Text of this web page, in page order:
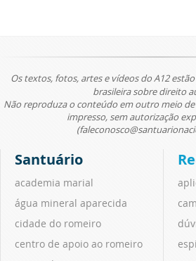
Os textos, fotos, artes e vídeos do A12
brasileira sobre direito
Não reproduza o conteúdo em outro meio
impresso, sem autorização
Santuário
academia marial
água mineral aparecida
cidade do romeiro
centro de apoio ao romeiro